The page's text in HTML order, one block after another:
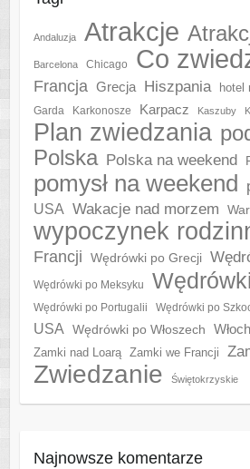
Andaluzja Atrakcje
Barcelona Chicago Co
Francja Grecja Hiszpania hotel
Garda Karkonosze Karpacz Kaszuby
Plan zwiedzania
Polska
Polska na weekend
pomysł na weekend
USA Wakacje nad morzem
wypoczynek
Francji
Wędrówki po Grecji
Wędrówki po Meksyku
Wędrówki po Portugalii Wędrówki po
USA
Wędrówki po Włoszech
Zamki nad Loarą Zamki we Francji
Zwiedzanie Świętokrzyskie
Najnowsze komentarze